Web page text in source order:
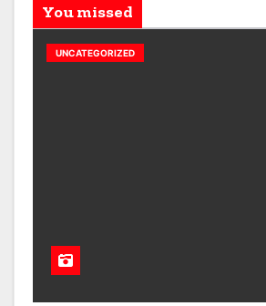
You missed
UNCATEGORIZED